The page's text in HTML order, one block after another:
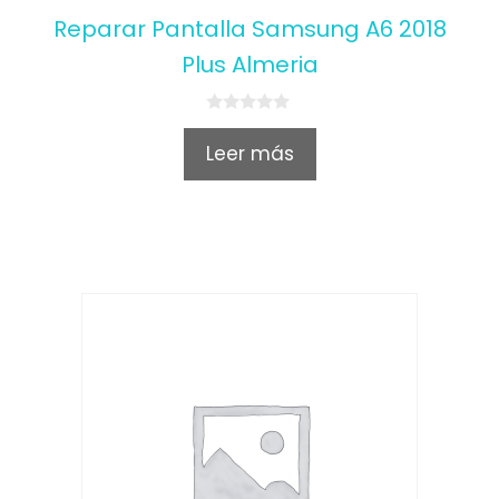
Reparar Pantalla Samsung A6 2018
Plus Almeria
0
u
Leer más